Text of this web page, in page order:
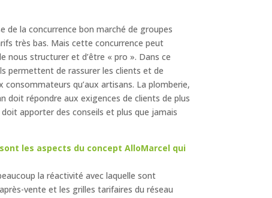
de la concurrence bon marché de groupes
très bas. Mais cette concurrence peut
nous structurer et d’être « pro ». Dans ce
permettent de rassurer les clients et de
qu’aux artisans. La plomberie,
doit répondre aux exigences de clients de plus
apporter des conseils et plus que jamais
les aspects du concept AlloMarcel qui
la réactivité avec laquelle sont
vente et les grilles tarifaires du réseau